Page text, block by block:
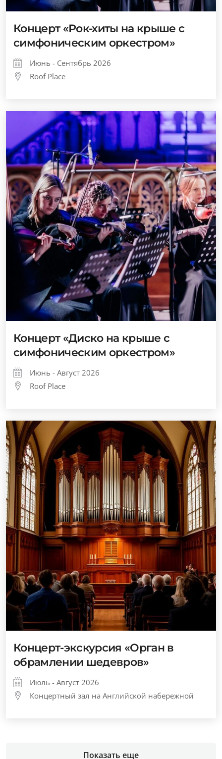
Концерт «Рок-хиты на крыше с
симфоническим оркестром»
Июнь - Сентябрь 2026
Roof Place
Концерт «Диско на крыше с
симфоническим оркестром»
Июнь - Август 2026
Roof Place
Концерт-экскурсия «Орган в
обрамлении шедевров»
Июль - Август 2026
Концертный зал на Английской набережной
Показать еще